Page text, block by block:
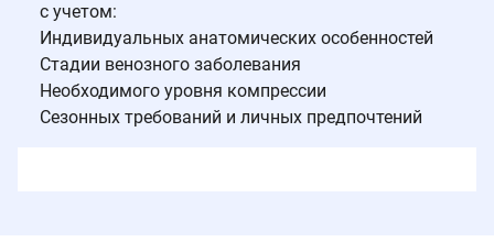
с учетом:
Индивидуальных анатомических особенностей
Стадии венозного заболевания
Необходимого уровня компрессии
Сезонных требований и личных предпочтений